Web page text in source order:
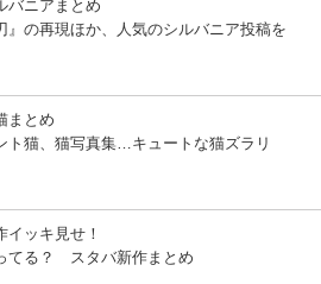
バニアまとめ
』の再現ほか、人気のシルバニア投稿を
まとめ
ト猫、猫写真集…キュートな猫ズラリ
イッキ見せ！
てる？ スタバ新作まとめ